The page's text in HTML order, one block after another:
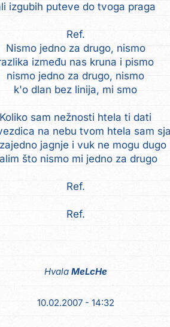
izgubih puteve do tvoga praga
Ref.
Nismo jedno za drugo, nismo
između nas kruna i pismo
nismo jedno za drugo, nismo
k'o dlan bez linija, mi smo
Koliko sam nežnosti htela ti dati
na nebu tvom htela sam
jagnje i vuk ne mogu dugo
što nismo mi jedno za drugo
Ref.
Ref.
Hvala MeLcHe
10.02.2007 - 14:32